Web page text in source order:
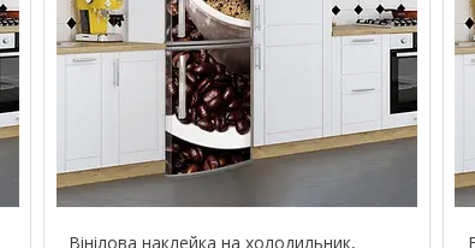
Вінілова наклейка на холодильник,